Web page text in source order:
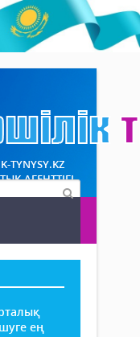
TYNYSY.KZ
АГЕНТТІГІ
ең